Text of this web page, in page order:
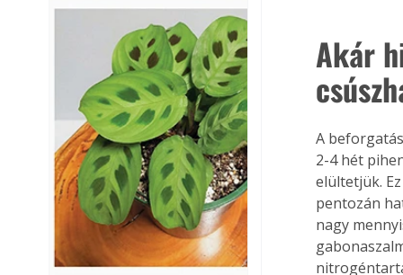
Akár
A
2-4 hét
elültetjük.
pentozán
nagy